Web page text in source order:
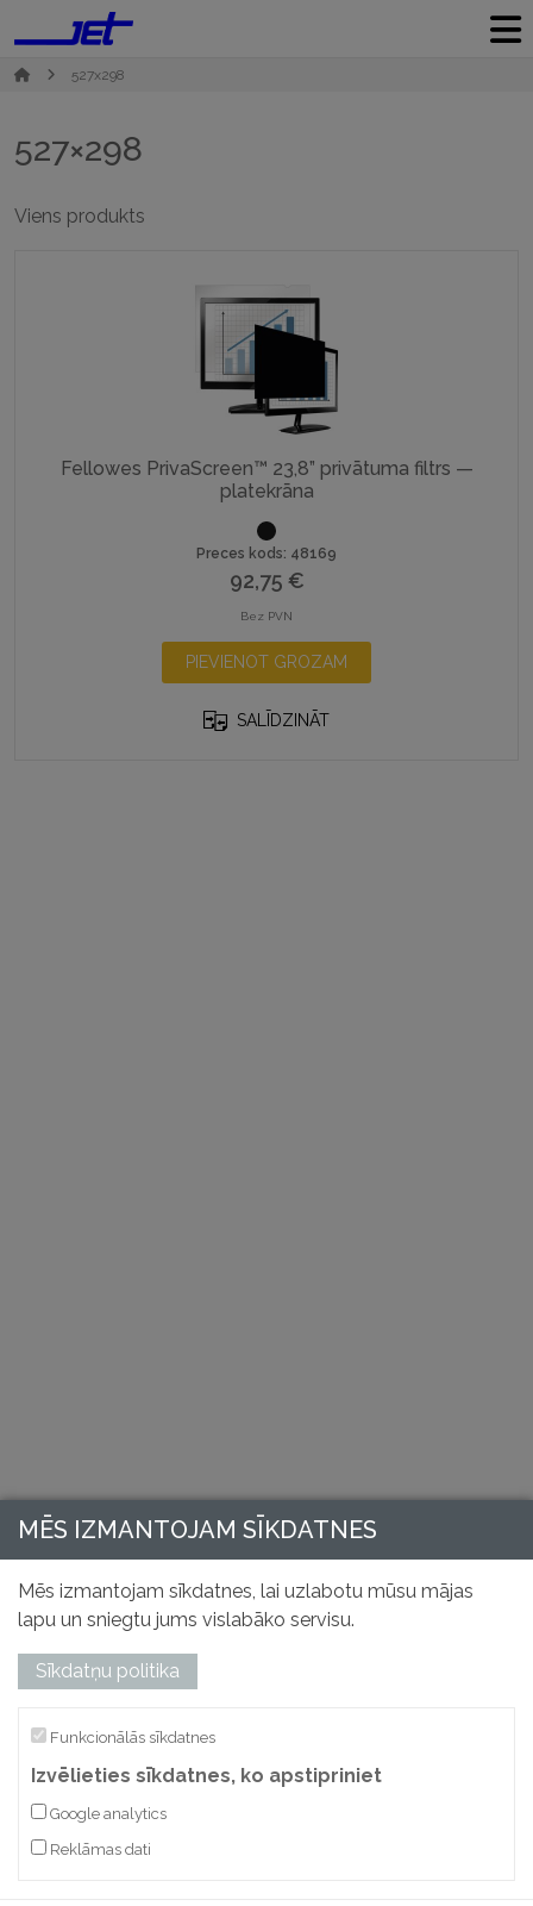
527x298
527×298
Viens produkts
Fellowes PrivaScreen™ 23,8” privātuma filtrs —
platekrāna
Preces kods: 48169
92,75 €
Bez PVN
PIEVIENOT GROZAM
SALĪDZINĀT
MĒS IZMANTOJAM SĪKDATNES
Mēs izmantojam sīkdatnes, lai uzlabotu mūsu mājas
lapu un sniegtu jums vislabāko servisu.
Sīkdatņu politika
Funkcionālās sīkdatnes
Izvēlieties sīkdatnes, ko apstipriniet
Google analytics
Reklāmas dati